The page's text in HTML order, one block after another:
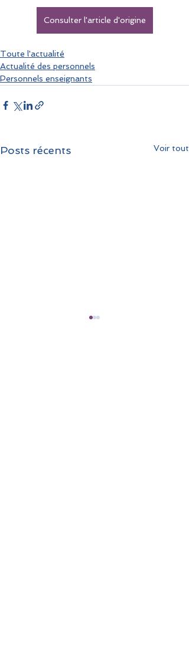
Consulter l'article d'origine
Toute l'actualité
Actualité des personnels
Personnels enseignants
Posts récents Voir tout